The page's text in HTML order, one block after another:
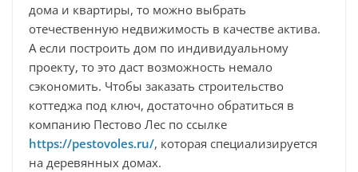
дома и квартиры, то можно выбрать
отечественную недвижимость в качестве актива.
А если построить дом по индивидуальному
проекту, то это даст возможность немало
сэкономить. Чтобы заказать строительство
коттеджа под ключ, достаточно обратиться в
компанию Пестово Лес по ссылке
https://pestovoles.ru/, которая специализируется
на деревянных домах.